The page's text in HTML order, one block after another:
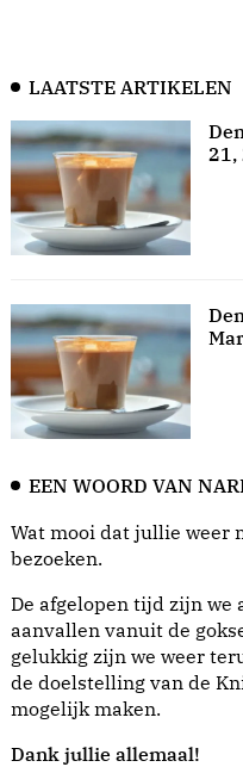
LAATSTE ARTIKELEN
21,
EEN WOORD VAN
Wat mooi dat jullie weer
bezoeken.
De afgelopen tijd zijn we
aanvallen vanuit de
gelukkig zijn we weer
de doelstelling van de
mogelijk maken.
Dank jullie allemaal!